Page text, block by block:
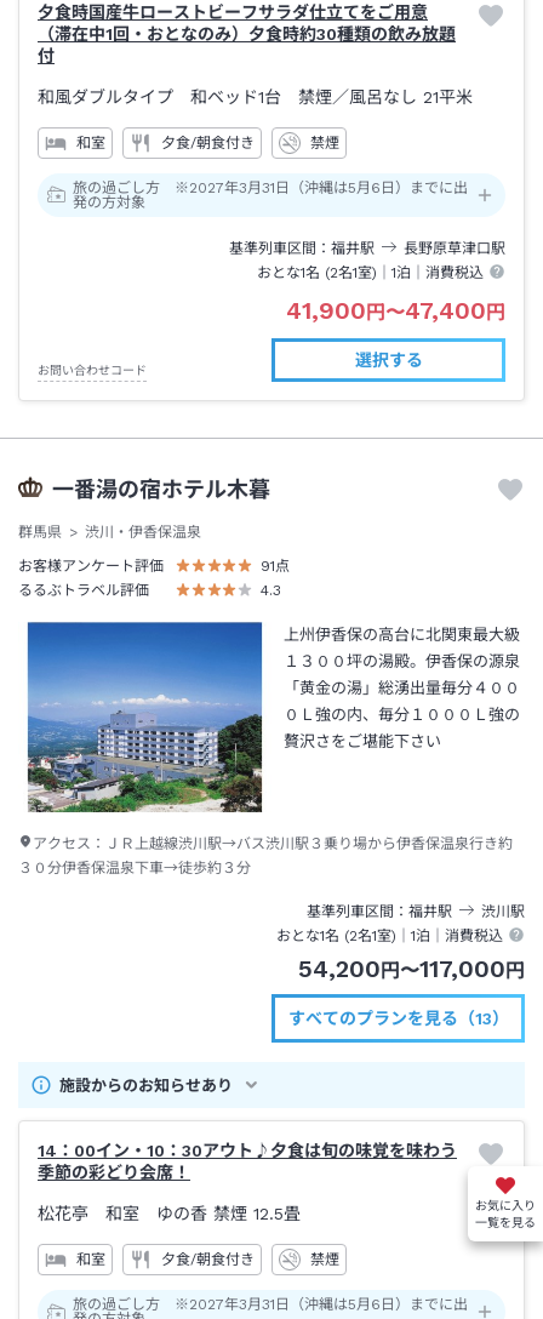
夕食時国産牛ローストビーフサラダ仕立てをご用意
（滞在中1回・おとなのみ）夕食時約30種類の飲み放題
付
和風ダブルタイプ 和ベッド1台 禁煙／風呂なし 21平米
和室 夕食/朝食付き 禁煙
旅の過ごし方 ※2027年3月31日（沖縄は5月6日）までに出
発の方対象
基準列車区間 福井駅 長野原草津口駅
おとな1名 (2名1室)｜1泊 ｜消費税込
41,900円〜47,400円
お問い合わせコード
選択する
一番湯の宿ホテル木暮
群馬県
渋川・伊香保温泉
お客様アンケート評価
91点
るるぶトラベル評価
4.3
上州伊香保の高台に北関東最大級
１３００坪の湯殿。伊香保の源泉
「黄金の湯」総湧出量毎分４００
０Ｌ強の内、毎分１０００Ｌ強の
贅沢さをご堪能下さい
アクセス： ＪＲ上越線渋川駅→バス渋川駅３乗り場から伊香保温泉行き約
３０分伊香保温泉下車→徒歩約３分
基準列車区間 福井駅 渋川 駅
おとな1名 (2名1室)｜1泊 ｜消費税込
54,200円〜117,000円
すべてのプランを見る（13）
施設からのお知らせあり
14：00イン・10：30アウト♪夕食は旬の味覚を味わう
季節の彩どり会席！
松花亭 和室 ゆの香 禁煙 12.5畳
和室 夕食/朝食付き 禁煙
旅の過ごし方 ※2027年3月31日（沖縄は5月6日）までに出
お気に入り
一覧を見る